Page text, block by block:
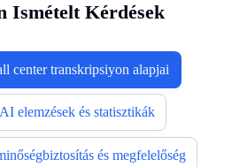
Ismételt Kérdések
center transkripsiyon alapjai
elemzések és statisztikák
és megfelelőség